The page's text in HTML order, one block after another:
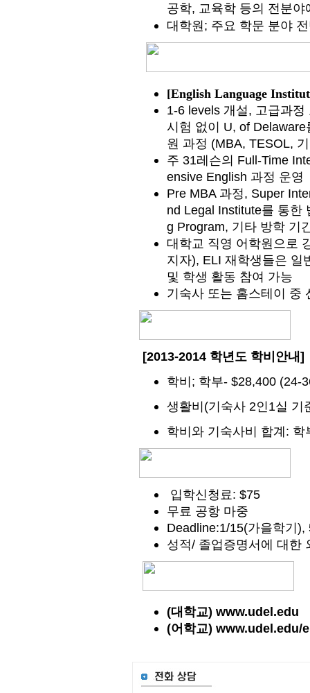
공학, 교육학 등의 전분
대학원; 주요 학문 분야
[English Language
1-6 levels 개설, 고급과
시험 없이 U, of
원 과정 (MBA, TESOL,
주 31레슨의 Full-Time
ensive English 과정 운영
Pre MBA 과정, Super
nd Legal Institute를 통한
g Program, 기타 방학 기
대학교 직영 어학원으로
지자), ELI 재학생들은 일
및 학생 활동 참여 가능
기숙사 또는 홈스테이 중
[2013-2014 학년도 학비안내]
학비 ; 학부- $28,400 (24-
생활비 (기숙사 2인1실 기
학비와 기숙사비 합계 : 학
입학신청료: $75
무료 공항 마중
Deadline:1/15(가을학기 ),
성적/ 졸업증명서에 대한
(대학교) www.udel.edu
(어학교) www.udel.edu/